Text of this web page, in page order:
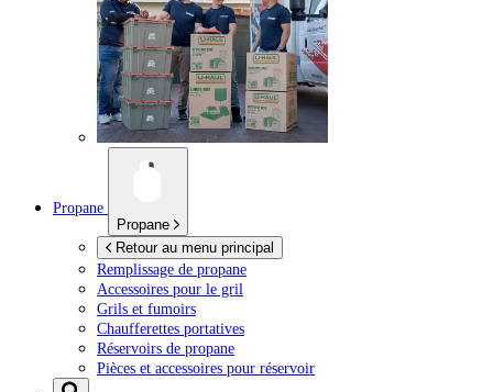
Propane
Propane
Retour au menu principal
Remplissage de propane
Accessoires pour le gril
Grils et fumoirs
Chaufferettes portatives
Réservoirs de propane
Pièces et accessoires pour réservoir